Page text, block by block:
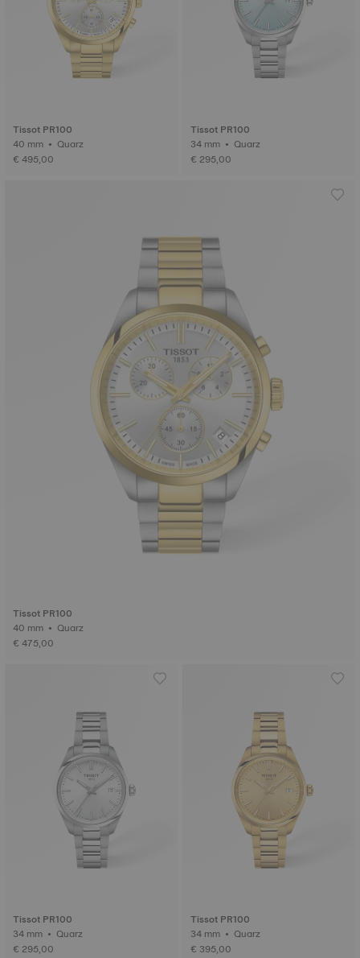
Tissot PR100
40 mm • Quarz
€ 495,00
Tissot PR100
34 mm • Quarz
€ 295,00
Tissot PR100
40 mm • Quarz
€ 475,00
Tissot PR100
34 mm • Quarz
€ 295,00
Tissot PR100
34 mm • Quarz
€ 395,00